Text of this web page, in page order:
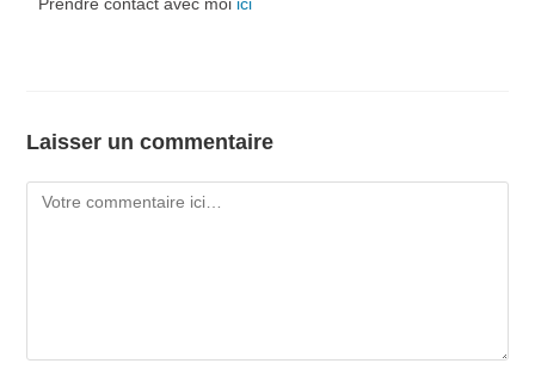
Laisser un commentaire